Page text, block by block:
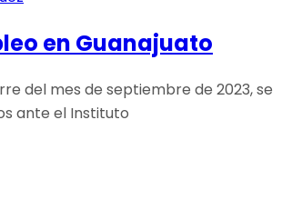
en Guanajuato
del mes de septiembre de 2023, se
ante el Instituto